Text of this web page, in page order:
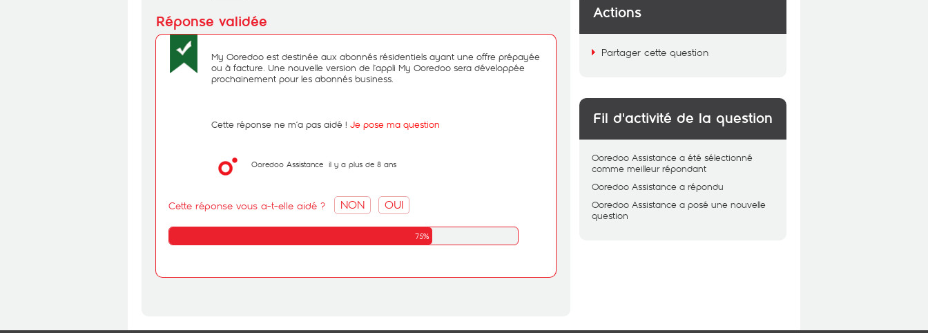
My Ooredoo est destinée aux abonnés résidentiels ayant une offre prépayée
ou à facture. Une nouvelle version de l’appli My Ooredoo sera développée
prochainement pour les abonnés business.
Cette réponse ne m’a pas aidé ! Je pose ma question
Ooredoo Assistance il y a plus de 8 ans
Cette réponse vous a-t-elle aidé ? NON OUI
75%
Actions
Partager cette question
Fil d'activité de la question
Ooredoo Assistance a été sélectionné
comme meilleur répondant
Ooredoo Assistance a répondu
Ooredoo Assistance a posé une nouvelle
question